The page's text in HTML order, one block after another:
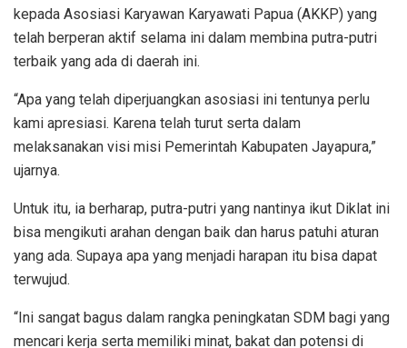
kepada Asosiasi Karyawan Karyawati Papua (AKKP) yang
telah berperan aktif selama ini dalam membina putra-putri
terbaik yang ada di daerah ini.
“Apa yang telah diperjuangkan asosiasi ini tentunya perlu
kami apresiasi. Karena telah turut serta dalam
melaksanakan visi misi Pemerintah Kabupaten Jayapura,”
ujarnya.
Untuk itu, ia berharap, putra-putri yang nantinya ikut Diklat ini
bisa mengikuti arahan dengan baik dan harus patuhi aturan
yang ada. Supaya apa yang menjadi harapan itu bisa dapat
terwujud.
“Ini sangat bagus dalam rangka peningkatan SDM bagi yang
mencari kerja serta memiliki minat, bakat dan potensi di